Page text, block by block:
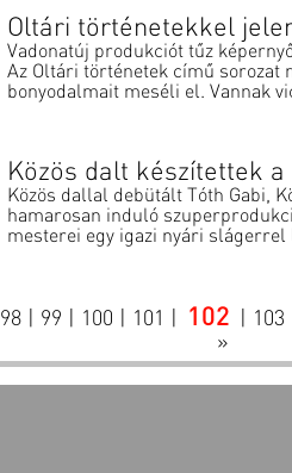
Oltári történetekkel
Vadonatúj produkciót tűz
Az Oltári történetek című sorozat
bonyodalmait meséli el. Vannak
Közös dalt készítettek
Közös dallal debütált Tóth Gabi,
hamarosan induló
mesterei egy igazi nyári slágerrel
98 99 100 101 102 103
»